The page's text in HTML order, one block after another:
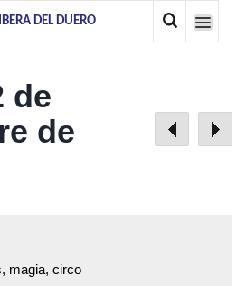
DEL DUERO
de
de
magia, circo